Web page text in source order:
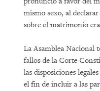
mismo sexo, al
sobre el matrimonio
La Asamblea Nacional
fallos de la Corte
las disposiciones
el fin de incluir a las